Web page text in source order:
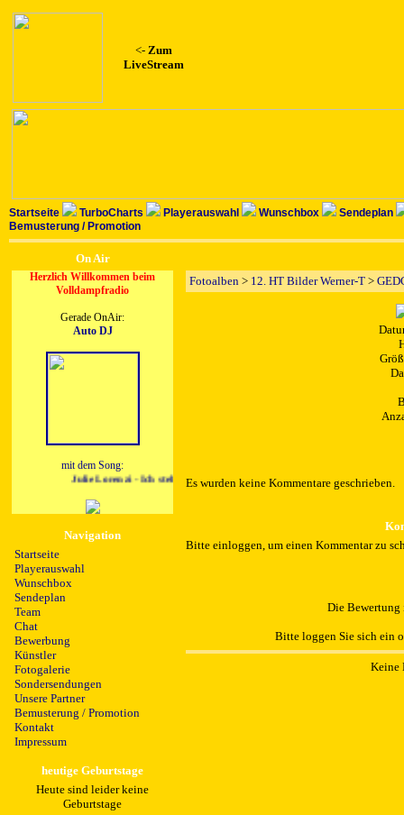
<- Zum
LiveStream
Startseite TurboCharts Playerauswahl Wunschbox
Sendeplan
Bemusterung / Promotion
On Air
Herzlich Willkommen beim
Volldampfradio
Gerade OnAir:
Auto DJ
mit dem Song:
Julie Lorenzi - Ich steh voll auf dich (Discofox Remix)
Navigation
Startseite
Playerauswahl
Wunschbox
Sendeplan
Team
Chat
Bewerbung
Künstler
Fotogalerie
Sondersendungen
Unsere Partner
Bemusterung / Promotion
Kontakt
Impressum
heutige Geburtstage
Heute sind leider keine
Geburtstage
Fotoalben > 12. HT Bilder Werner-T >
Es wurden keine Kommentare geschrieben.
Bitte einloggen, um einen Kommentar zu
Die
Bitte loggen Sie sich ein
Keine